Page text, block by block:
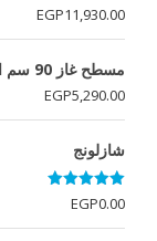
EGP11,930.00
مسطح غاز 90 سم ايكوماتيك
EGP5,290.00
شازلونج
تم التقييم
5.00
من 5
EGP0.00